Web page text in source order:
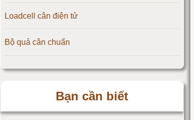
Cân điện tử 15kg
Cân điện tử 20kg
Cân điện tử 25kg
Cân điện tử 30kg
Loadcell cân điện tử
Bộ quả cân chuẩn
Bạn cần biết